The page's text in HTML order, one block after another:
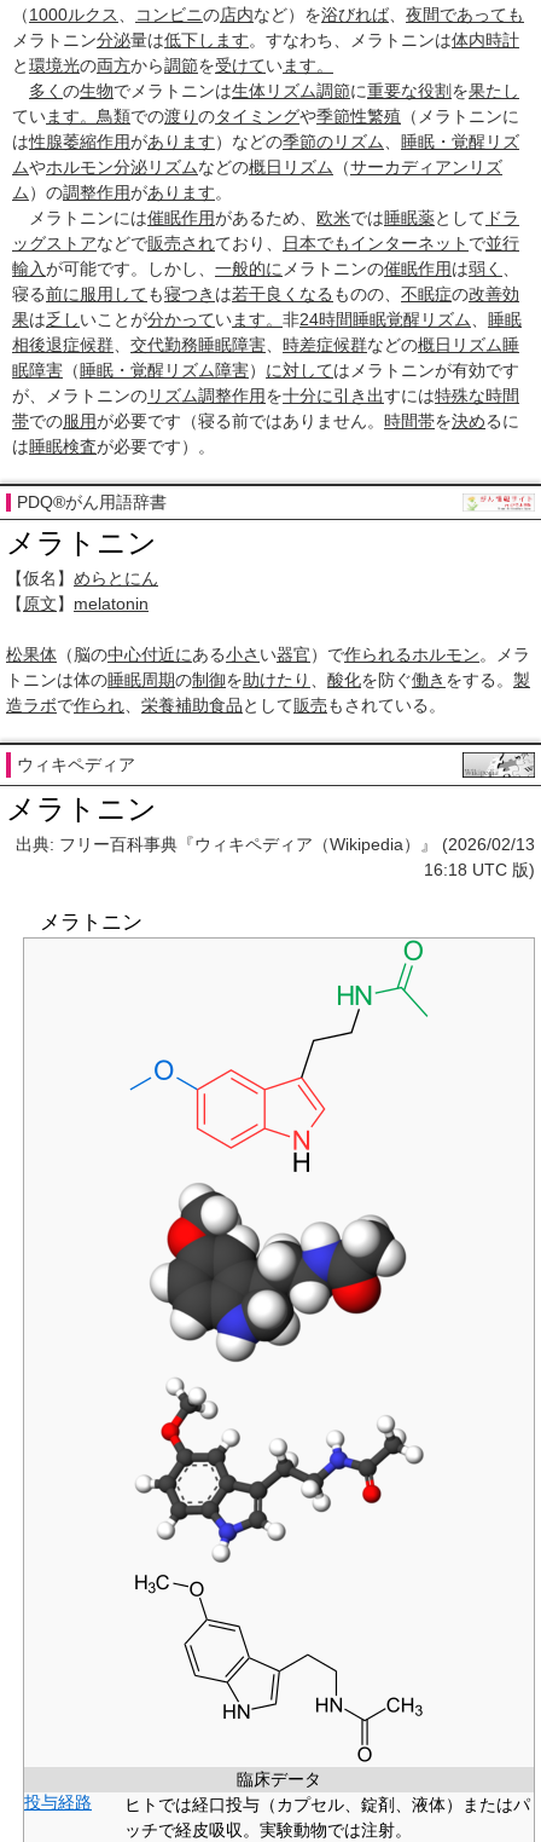
（1000ルクス コンビニの店内など）を浴びれば 夜間であっても
メラトニン分泌量は低下します。すなわち、メラトニンは体内時計
と環境光の両方から調節を受けています。
多く の生物でメラトニンは生体リズム調節に重要な役割 を果たし
ています。 鳥類での渡りのタイミングや季節性繁殖 （メラトニンに
は性腺萎縮作用があります）などの季節のリズム
睡眠・覚醒リズ
ムやホルモン分泌リズムなどの概日リズム （サーカディアンリズ
ム ）の調整作用があります。
メラトニンには催眠作用があるため、 欧米では睡眠薬として ドラ
ッグストアなどで販売されており、 日本でもインターネット で並行
輸入が可能です。しかし、 一般的に メラトニンの催眠作用は弱く
寝る前に服用しても寝つき は若干良くなる ものの、 不眠症の改善効
果は乏しいことが分かっています。 非24時間睡眠覚醒リズム
睡眠
相後退症候群
交代勤務睡眠障害 時差症候群などの概日リズム睡
眠障害 （睡眠・覚醒リズム障害） に対してはメラトニンが有効です
が、メラトニンのリズム調整作用を十分に引き出すには特殊な時間
帯での服用が必要です（寝る前ではありません。 時間帯を決めるに
は睡眠検査が必要です）。
PDQ®がん用語辞書
メラトニン
【仮名】 めらとにん
【 原文】 melatonin
松果体 （脳の中心付近にある小さ い器官）で作られるホルモン。メラ
トニンは体の睡眠周期の制御を助けたり 酸化を防ぐ働き をする。 製
造ラボで作られ 栄養補助食品として販売もされている。
ウィキペディア
メラトニン
出典: フリー百科事典『ウィキペディア（Wikipedia）』 (2026/02/13
16:18 UTC 版)
メラトニン
臨床データ
投与経路
ヒトでは経口投与（カプセル、錠剤、液体）またはパ
ッチで経皮吸収。実験動物では注射。